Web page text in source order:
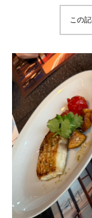
この